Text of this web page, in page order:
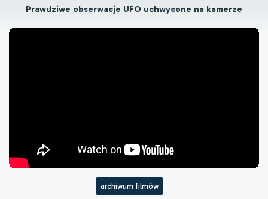
Prawdziwe obserwacje UFO uchwycone na kamerze
archiwum filmów